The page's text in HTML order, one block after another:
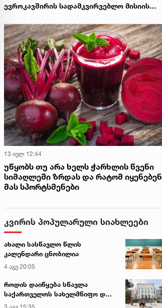
ევროკავშირის სადამკვირვებლო მისიის
ბუგანისთან სამუშაო შეხვედრა გამართა
13 ივლ 12:44
უწყობს თუ არა ხელს ჭარხლის წვენი
სიმაღლეში ზრდას და რატომ იყენებენ
მას სპორტსმენები
კვირის პოპულარული სიახლეები
ახალი სასწავლო წლის
კალენდარი ცნობილია
4 აგვ 20:05
როდის დაიწყება სწავლა
საქართველოს სახელმწიფო და
კერძო უნივერსიტეტებში